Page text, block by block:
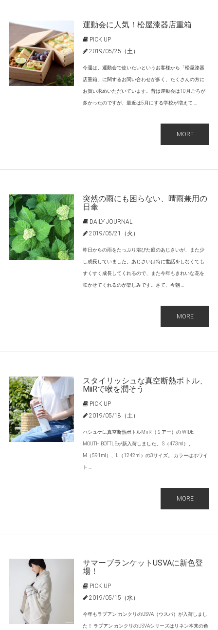
運動会に人気！松屋漆器店重箱
PICK UP
2019/05/25（土）
今週は、運動会で使いたいというお客様から「松屋漆器
店重箱」に関するお問い合わせが多く、たくさんの方に
お買い求めいただいています。昔は運動会は10月ごろが
多かったのですが、最近は5月にする学校が増えて ...
MORE
突然の雨にも困らない、晴雨兼用の
日傘
DAILY JOURNAL
2019/05/21（火）
昨日からの雨をたっぷり浴びた庭のあじさいが、また少
し成長していました。あじさいは特に世話をしなくても
すくすく成長してくれるので、また今年もきれいな花を
咲かせてくれるのが楽しみです。さて、今朝 ...
MORE
スタイリッシュな真空断熱ボトル、
MiiRで喉を潤そう
PICK UP
2019/05/18（土）
ハシュケに真空断熱ボトルMiiR（ミアー）の WIDE
MOUTH BOTTLEが新入荷しました。 S（473ml）、
M（591ml）、L（1242ml）の3サイズ。 カラーはホワイ
ト ...
MORE
サマーブランケットUSVAに新色登
場！
PICK UP
2019/05/15（水）
今年もラプアン カンクリのUSVA（ウスバ）が入荷しまし
た！ ラプアン カンクリのUSVAシリーズはリネン本来の色